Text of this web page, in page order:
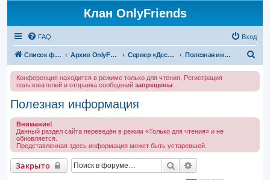
Клан OnlyFriends
FAQ Вход
Список форумов Архив OnlyFriends Сервер «Десперион» Полезная информация
Конференция находится в режиме только для чтения. Регистрация
пользователей и отправка сообщений запрещены
Полезная информация
Внимание!
Данный раздел сайта переведён в режим «Только для чтения» и не
обновляется.
Представленная здесь информация может быть устаревшей.
Закрыто Поиск